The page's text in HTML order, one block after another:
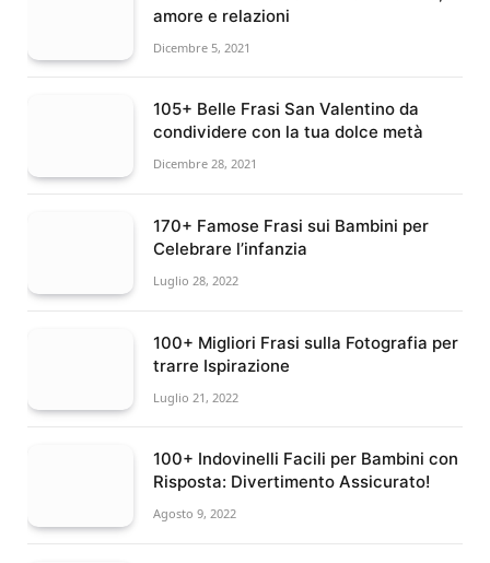
amore e relazioni
Dicembre 5, 2021
105+ Belle Frasi San Valentino da
condividere con la tua dolce metà
Dicembre 28, 2021
170+ Famose Frasi sui Bambini per
Celebrare l’infanzia
Luglio 28, 2022
100+ Migliori Frasi sulla Fotografia per
trarre Ispirazione
Luglio 21, 2022
100+ Indovinelli Facili per Bambini con
Risposta: Divertimento Assicurato!
Agosto 9, 2022